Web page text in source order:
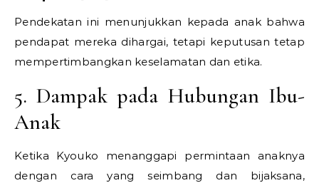
Pendekatan ini menunjukkan kepada anak bahwa
pendapat mereka dihargai, tetapi keputusan tetap
mempertimbangkan keselamatan dan etika.
5. Dampak pada Hubungan Ibu-
Anak
Ketika Kyouko menanggapi permintaan anaknya
dengan cara yang seimbang dan bijaksana,